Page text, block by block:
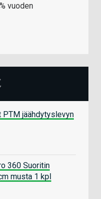
vuoden
PTM jäähdytyslevyn
360 Suoritin
musta 1 kpl